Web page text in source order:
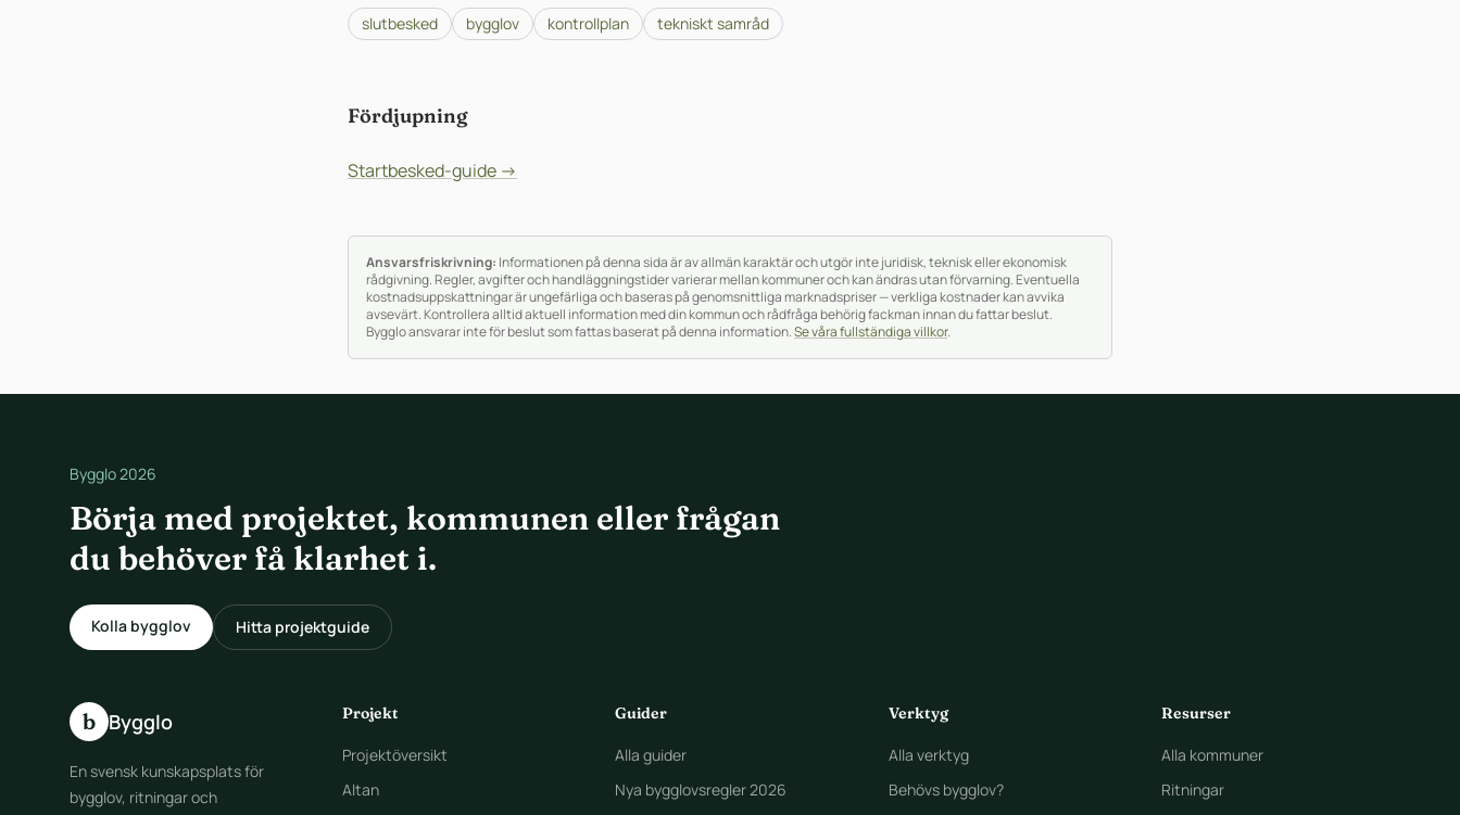
slutbesked bygglov kontrollplan tekniskt samråd
Fördjupning
Startbesked-guide →
Ansvarsfriskrivning: Informationen på denna sida är av allmän karaktär och utgör inte juridisk, teknisk eller ekonomisk
rådgivning. Regler, avgifter och handläggningstider varierar mellan kommuner och kan ändras utan förvarning. Eventuella
kostnadsuppskattningar är ungefärliga och baseras på genomsnittliga marknadspriser — verkliga kostnader kan avvika
avsevärt. Kontrollera alltid aktuell information med din kommun och rådfråga behörig fackman innan du fattar beslut.
Bygglo ansvarar inte för beslut som fattas baserat på denna information.Se våra fullständiga villkor.
Bygglo 2026
Börja med projektet, kommunen eller frågan
du behöver få klarhet i.
Kolla bygglov Hitta projektguide
b Bygglo
En svensk kunskapsplats för
bygglov, ritningar och
Projekt
Projektöversikt
Altan
Guider
Alla guider
Nya bygglovsregler 2026
Verktyg
Alla verktyg
Behövs bygglov?
Resurser
Alla kommuner
Ritningar